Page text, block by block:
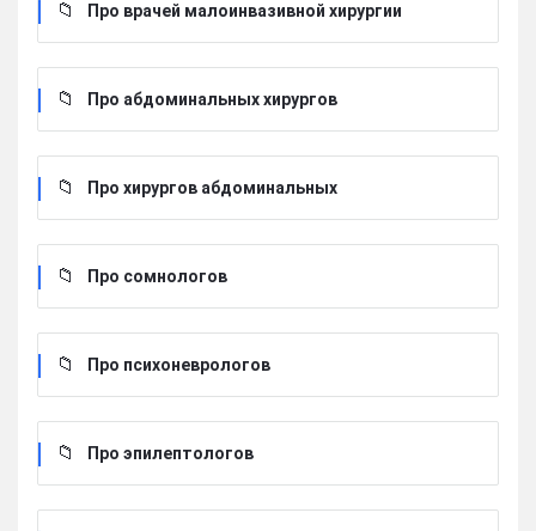
Про врачей малоинвазивной хирургии
Про абдоминальных хирургов
Про хирургов абдоминальных
Про сомнологов
Про психоневрологов
Про эпилептологов